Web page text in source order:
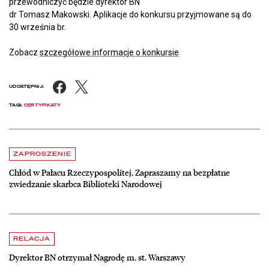
dr Tomasz Makowski. Aplikacje do konkursu przyjmowane są do
30 września br.
Zobacz szczegółowe informacje o konkursie
UDOSTĘPNIJ: Facebook
TAGI: CERTYFIKATY
Aktualności
ZAPROSZENIE
Chłód w Pałacu Rzeczypospolitej. Zapraszamy na bezpłatne
zwiedzanie skarbca Biblioteki Narodowej
czytaj więcej o Chłód w Pałacu Rzeczypospolitej. Zapraszamy na
RELACJA
Dyrektor BN otrzymał Nagrodę m. st. Warszawy
czytaj więcej o Dyrektor BN otrzymał Nagrodę m. st. Warszawy